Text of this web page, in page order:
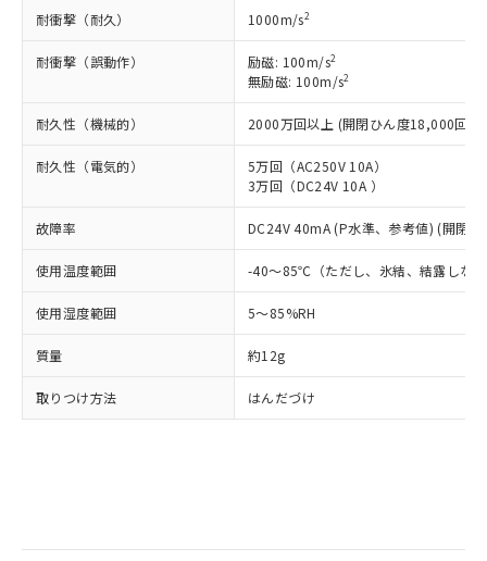
耐衝撃（耐久） 1000m/s2
耐衝撃（誤動作） 励磁: 100m/s2
無励磁: 100m/s2
耐久性（機械的） 2000万回以上 (開閉ひん度18,000回/h)
耐久性（電気的）
5万回（AC250V 10A）
3万回（DC24V 10A ）
故障率 DC24V 40mA (P水準、参考値) (開閉
使用温度範囲 -40～85℃（ただし、氷結、結露しな
使用湿度範囲 5～85%RH
質量 約12g
取りつけ方法 はんだづけ
正式な納期状況および標準価格はお客
様のお取引先、またはお客様担当のオ
ムロン制御機器販売店・当社販売員に
ご相談ください。
オムロン制御機器販売店や当社販売拠
点は「
販売ネットワーク
」をご確認
在庫状況および標準価格結果を当社の
事前の承諾なく第三者に漏洩または開
示しないようお願いします。
マイパーツ機能（部品リスト作成サー
ビス）をご利用いただくには、I-Web
メンバーズにご登録されている必要が
お客様が当ウェブサイト上で当社にご
登録された部品リストについて、当社
および当社の共同利用者が、当社の製
用者の範囲」に記載されている法人を
類(PBB) 1000ppm以下、ポリ臭化ジフェニルエーテル類
(PBDE) 1000ppm以下、フタル酸ビス(2-エチルヘキシ
ル) (DEHP)(別名：DOP) 1000ppm以下、フタル酸ブチ
ルベンジル（BBP） 1000ppm以下、フタル酸ジブチル
（DBP） 1000ppm以下、フタル酸ジイソブチル
但し、RoHS指令で産業用監視および制御機器に対する
適用除外項目は除く。
部品在庫の切り替え状況などにより、予定
月が前後することがあります。
※3 非含有証明書ダウンロード
下記の非含有証明書をダウンロードするこ
Cr(Ⅵ)(六価クロム) : 1000ppm、 PBBs(ポリ臭化ビフェ
ニル類) : 1000ppm、 PBDEs(ポリ臭化ジフェニルエーテ
DBP(フタル酸ジブチル) : 1000ppm、 DIBP(フタル酸ジ
イソブチル) : 1000ppm、 BBP(フタル酸ブチルベンジ
※2 環境保護使用期限
「ｅ」：有害物質（10物質）のすべてが基
「10」：通常の使用状況下において有害物
質が外部に漏えいし、環境に深刻な影響を
及ぼさない年数を意味します。
「－」：未確認です。当社販売部門へお問
当社は規制貨物を破棄する場合は、完
全に破砕するなど、違法に輸出されな
いよう必要な手段を講じます。
当社は貴社製品を、核兵器、ミサイ
ル、化学兵器、生物兵器またはその他
使用いたしません。
当社は、貴社製品を第三者に販売する
場合は、上記1、2および3の内容を当
該第三者に通知します。また当社は、
販売先および販売に係わる関係者が違
法に輸出するおそれがある場合は、取
り引きをいたしません。
○ 一定数以上の在庫あり
一定数には満たないが在庫あり
－
在庫なし(最新の在庫状況につ
いては、お客様のお取引先、ま
たはお客様担当のオムロン制御
機器販売店・当社販売員にご確
空
受注生産機種、また在庫状況の